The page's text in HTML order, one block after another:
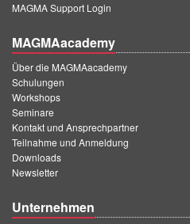
MAGMA Support Login
MAGMAacademy
Über die MAGMAacademy
Schulungen
Workshops
Seminare
Kontakt und Ansprechpartner
Teilnahme und Anmeldung
Downloads
Newsletter
Unternehmen